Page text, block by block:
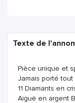
Texte de
Pièce unique et
Jamais porté
11 Diamants en
Aiguë en argent